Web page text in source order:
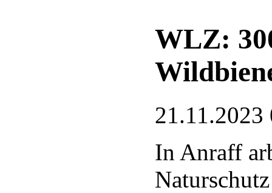
WLZ:
21.11.2023
In Anraff